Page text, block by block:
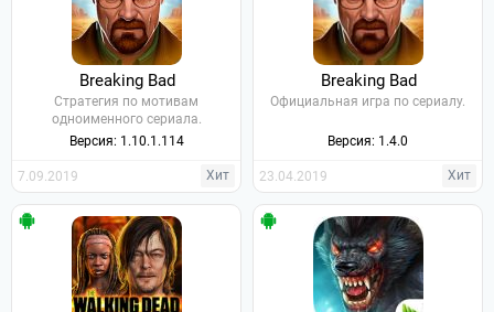
Breaking Bad
Стратегия по мотивам
одноименного сериала.
Версия: 1.10.1.114
7.09.2019 Хит
Breaking Bad
Официальная игра по сериалу.
Версия: 1.4.0
23.04.2019 Хит